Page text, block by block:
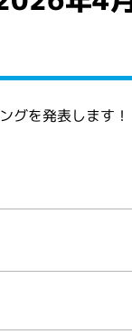
グを発表します！